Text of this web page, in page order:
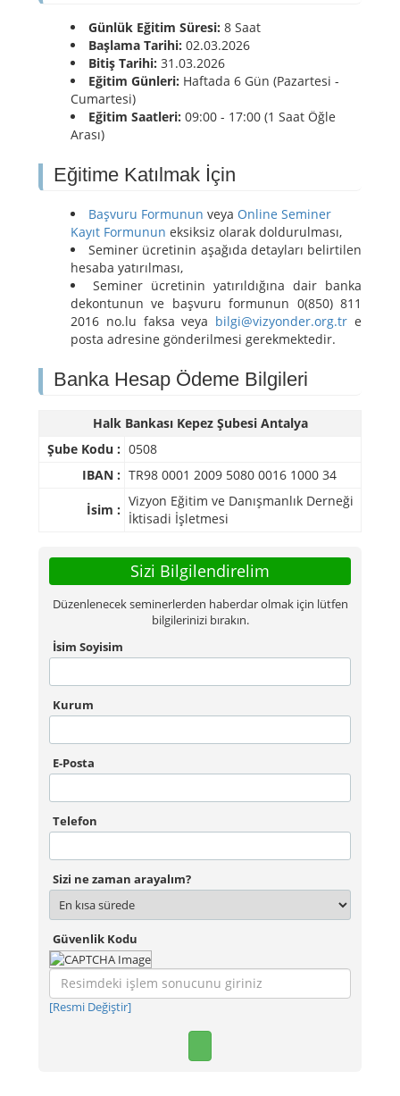
Günlük Eğitim Süresi: 8 Saat
Başlama Tarihi: 02.03.2026
Bitiş Tarihi: 31.03.2026
Eğitim Günleri: Haftada 6 Gün (Pazartesi -
Cumartesi)
Eğitim Saatleri: 09:00 - 17:00 (1 Saat Öğle
Arası)
Eğitime Katılmak İçin
Başvuru Formunun veya Online Seminer
Kayıt Formunun eksiksiz olarak doldurulması,
Seminer ücretinin aşağıda detayları belirtilen
hesaba yatırılması,
Seminer ücretinin yatırıldığına dair banka
dekontunun ve başvuru formunun 0(850) 811
2016 no.lu faksa veya bilgi@vizyonder.org.tr e
posta adresine gönderilmesi gerekmektedir.
Banka Hesap Ödeme Bilgileri
Halk Bankası Kepez Şubesi Antalya
Şube Kodu : 0508
IBAN : TR98 0001 2009 5080 0016 1000 34
İsim :
Vizyon Eğitim ve Danışmanlık Derneği
İktisadi İşletmesi
Sizi Bilgilendirelim
Düzenlenecek seminerlerden haberdar olmak için lütfen
bilgilerinizi bırakın.
İsim Soyisim
Kurum
E-Posta
Telefon
Sizi ne zaman arayalım?
Güvenlik Kodu
[Resmi Değiştir]